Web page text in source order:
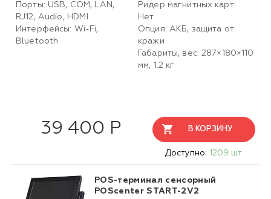
Порты: USB, COM, LAN,
RJ12, Audio, HDMI
Интерфейсы: Wi-Fi,
Bluetooth
Ридер магнитных карт:
Нет
Опция: АКБ, защита от
кражи
Габариты, вес: 287×180×110
мм, 1.2 кг
39 400 Р В КОРЗИНУ
Доступно: 1209 шт.
POS-терминал сенсорный
POScenter START-2V2